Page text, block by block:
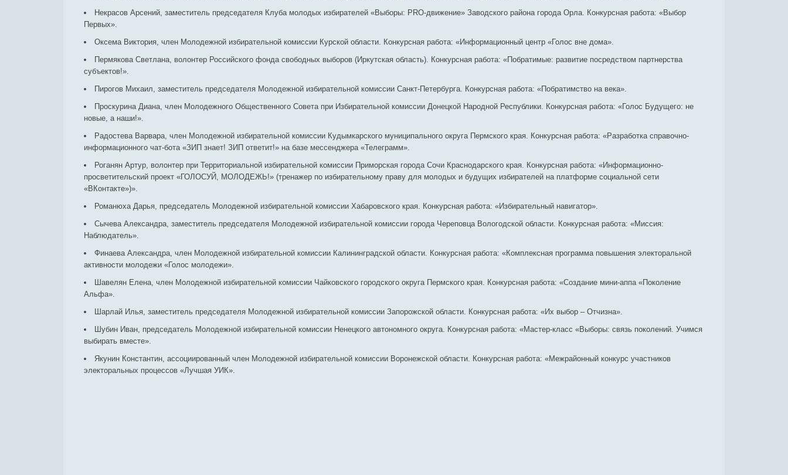
Некрасов Арсений, заместитель председателя Клуба молодых избирателей «Выборы: PRO-движение» Заводского района города Орла. Конкурсная работа: «Выбор
Первых».
Оксема Виктория, член Молодежной избирательной комиссии Курской области. Конкурсная работа: «Информационный центр «Голос вне дома».
Пермякова Светлана, волонтер Российского фонда свободных выборов (Иркутская область). Конкурсная работа: «Побратимые: развитие посредством партнерства
субъектов!».
Пирогов Михаил, заместитель председателя Молодежной избирательной комиссии Санкт-Петербурга. Конкурсная работа: «Побратимство на века».
Проскурина Диана, член Молодежного Общественного Совета при Избирательной комиссии Донецкой Народной Республики. Конкурсная работа: «Голос Будущего: не
новые, а наши!».
Радостева Варвара, член Молодежной избирательной комиссии Кудымкарского муниципального округа Пермского края. Конкурсная работа: «Разработка справочно-
информационного чат-бота «ЗИП знает! ЗИП ответит!» на базе мессенджера «Телеграмм».
Роганян Артур, волонтер при Территориальной избирательной комиссии Приморская города Сочи Краснодарского края. Конкурсная работа: «Информационно-
просветительский проект «ГОЛОСУЙ, МОЛОДЕЖЬ!» (тренажер по избирательному праву для молодых и будущих избирателей на платформе социальной сети
«ВКонтакте»)».
Романюха Дарья, председатель Молодежной избирательной комиссии Хабаровского края. Конкурсная работа: «Избирательный навигатор».
Сычева Александра, заместитель председателя Молодежной избирательной комиссии города Череповца Вологодской области. Конкурсная работа: «Миссия:
Наблюдатель».
Финаева Александра, член Молодежной избирательной комиссии Калининградской области. Конкурсная работа: «Комплексная программа повышения электоральной
активности молодежи «Голос молодежи».
Шавелян Елена, член Молодежной избирательной комиссии Чайковского городского округа Пермского края. Конкурсная работа: «Создание мини-аппа «Поколение
Альфа».
Шарлай Илья, заместитель председателя Молодежной избирательной комиссии Запорожской области. Конкурсная работа: «Их выбор – Отчизна».
Шубин Иван, председатель Молодежной избирательной комиссии Ненецкого автономного округа. Конкурсная работа: «Мастер-класс «Выборы: связь поколений. Учимся
выбирать вместе».
Якунин Константин, ассоциированный член Молодежной избирательной комиссии Воронежской области. Конкурсная работа: «Межрайонный конкурс участников
электоральных процессов «Лучшая УИК».